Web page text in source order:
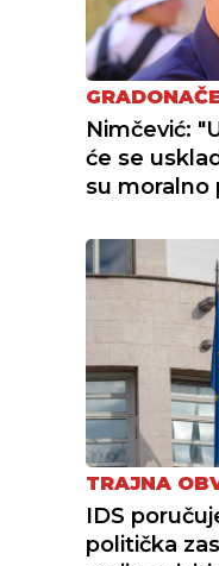
Nimčević:
će se
su moralno
TRAJNA
IDS
politička